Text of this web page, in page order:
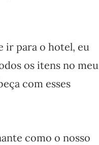
ir para o hotel, eu
os itens no meu
com esses
como o nosso